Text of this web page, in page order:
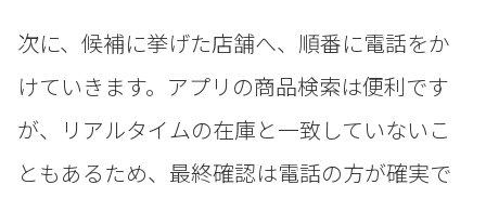
次に、候補に挙げた店舗へ、順番に電話をか
けていきます。アプリの商品検索は便利です
が、リアルタイムの在庫と一致していないこ
ともあるため、最終確認は電話の方が確実で